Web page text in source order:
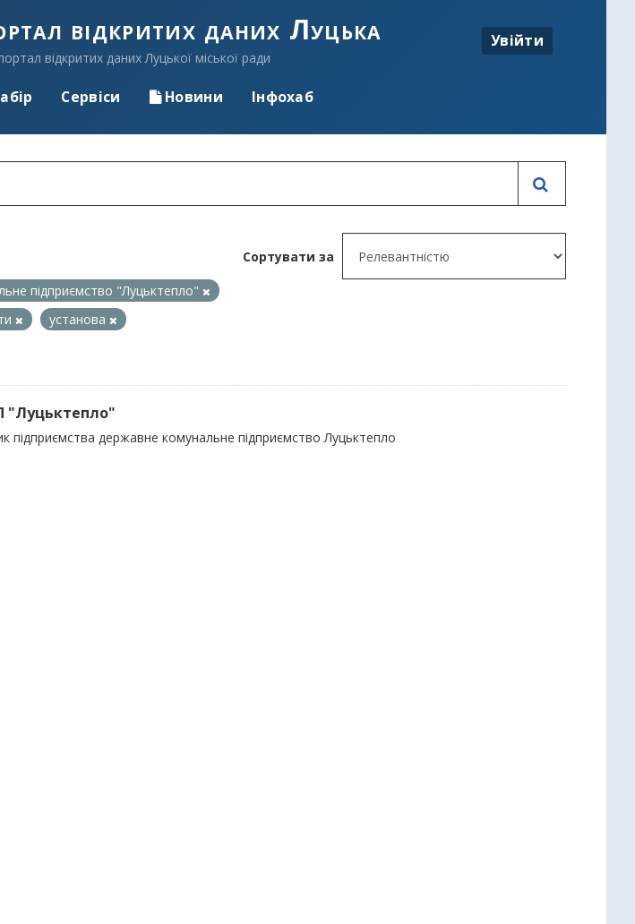
відкритих даних Луцька
відкритих даних Луцької міської ради
Увійти
Сервіси Новини Інфохаб
Сортувати за
підприємство "Луцьктепло"
установа
"Луцьктепло"
підприємства державне комунальне підприємство Луцьктепло